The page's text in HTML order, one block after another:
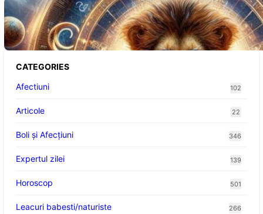
Portalul Leului 8/8: Oportunități de
Abundență pentru Cinci Zodii în 2026
CATEGORIES
Afectiuni
102
Articole 22
Boli și Afecțiuni 346
Expertul zilei 139
Horoscop 501
Leacuri babesti/naturiste 266